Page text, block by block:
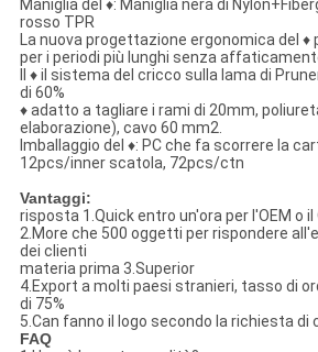
Maniglia del ♦: Maniglia nera di
rosso TPR
La nuova progettazione ergonomica del
per i periodi più lunghi senza
Il ♦ il sistema del cricco sulla lama di
di 60%
♦ adatto a tagliare i rami di 20mm,
elaborazione), cavo 60 mm2.
Imballaggio del ♦: PC che fa scorrere la
12pcs/inner scatola, 72pcs/ctn
Vantaggi:
risposta 1.Quick entro un'ora per l'OEM o il
2.More che 500 oggetti per rispondere
dei clienti
materia prima 3.Superior
4.Export a molti paesi stranieri, tasso di
di 75%
5.Can fanno il logo secondo la richiesta di
FAQ